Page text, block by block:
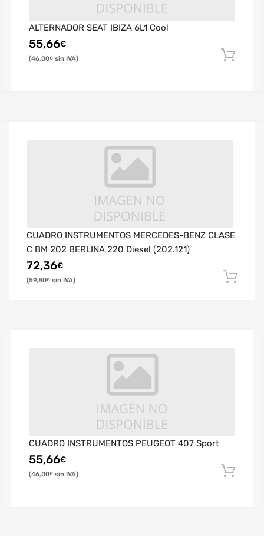
ALTERNADOR SEAT IBIZA 6L1 Cool
55,66€
46,00€
CUADRO INSTRUMENTOS MERCEDES-BENZ CLASE
C BM 202 BERLINA 220 Diesel (202.121)
72,36€
59,80€
CUADRO INSTRUMENTOS PEUGEOT 407 Sport
55,66€
46,00€